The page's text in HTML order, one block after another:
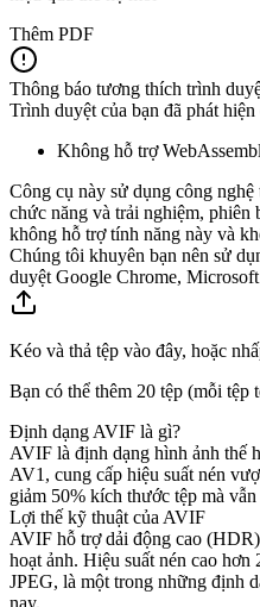
Thêm PDF
Thông báo tương thích trình
Trình duyệt của bạn đã phát hiện
Không hỗ trợ
Công cụ này sử dụng công
chức năng và trải nghiệm, phiên
không hỗ trợ tính năng này và
Chúng tôi khuyên bạn nên sử
duyệt Google Chrome,
Kéo và thả tệp vào đây, hoặc
Bạn có thể thêm 20 tệp (mỗi tệp
Định dạng AVIF là gì?
AVIF là định dạng hình ảnh thế
AV1, cung cấp hiệu suất nén
giảm 50% kích thước tệp mà
Lợi thế kỹ thuật của AVIF
AVIF hỗ trợ dải động cao
hoạt ảnh. Hiệu suất nén cao
JPEG, là một trong những định
nay.